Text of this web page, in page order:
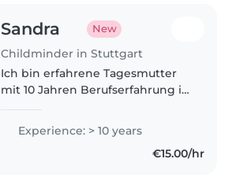
Sandra New
Childminder in Stuttgart
Ich bin erfahrene Tagesmutter
mit 10 Jahren Berufserfahrung in
Ruhe und Freundlichkeit mit
und spreche Deutsch, Englisch..
Experience: > 10 years
€15.00/hr